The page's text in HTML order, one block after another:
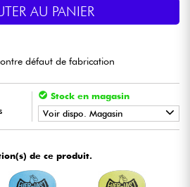
AU PANIER
défaut de fabrication
Stock en magasin
Voir dispo. Magasin
de ce produit.